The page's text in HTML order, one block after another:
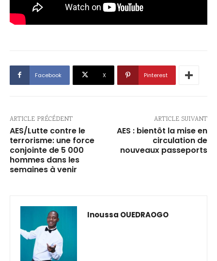
Facebook X Pinterest
ARTICLE PRÉCÉDENT
AES/Lutte contre le
terrorisme: une force
conjointe de 5 000
hommes dans les
semaines à venir
ARTICLE SUIVANT
AES : bientôt la mise en
circulation de
nouveaux passeports
Inoussa OUEDRAOGO